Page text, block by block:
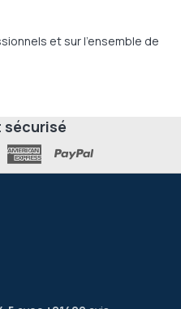
et sur l'ensemble de
sécurisé